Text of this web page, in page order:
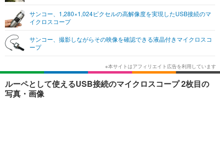
ネタ
ショッピング その他
エンタメ
エンタメTOP
韓国・芸能
音楽 スポーツ
ライフ
ライフTOP グルメ
ペット ショッピング
リリース一覧
プッシュ通知の停止方法
サンコー、1,280×1,024ピクセルの高解像度を実現したUSB接続のマ
イクロスコープ
サンコー、撮影しながらその映像を確認できる液晶付きマイクロスコ
ープ
ルーペとして使えるUSB接続のマイクロスコープ 2枚目の
写真・画像